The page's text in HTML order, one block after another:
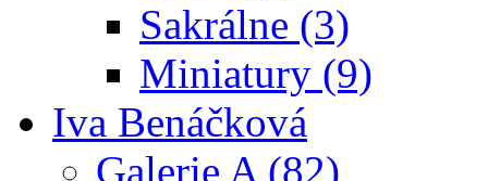
Sakrálne (3)
Miniatury (9)
Iva Benáčková
Galerie A (82)